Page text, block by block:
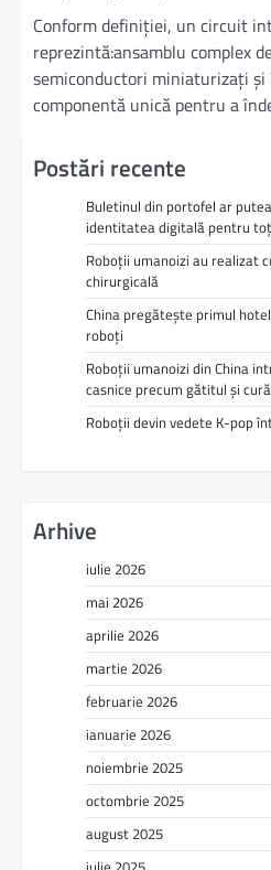
Conform definiției, un circuit
reprezintă:ansamblu complex
semiconductori miniaturizați
componentă unică pentru a
Postări recente
Buletinul din portofel ar
identitatea digitală pentru
Roboții umanoizi au realizat
chirurgicală
China pregătește primul
roboți
Roboții umanoizi din China
casnice precum gătitul și
Roboții devin vedete K-pop
Arhive
iulie 2026
mai 2026
aprilie 2026
martie 2026
februarie 2026
ianuarie 2026
noiembrie 2025
octombrie 2025
august 2025